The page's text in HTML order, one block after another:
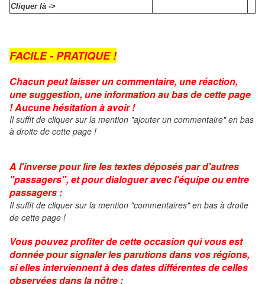
Cliquer là ->
FACILE - PRATIQUE !
Chacun peut laisser un commentaire, une réaction,
une suggestion, une information au bas de cette page
! Aucune hésitation à avoir !
Il suffit de cliquer sur la mention "ajouter un commentaire" en bas
à droite de cette page !
A l'inverse pour lire les textes déposés par d'autres
"passagers", et pour dialoguer avec l'équipe ou entre
passagers :
Il suffit de cliquer sur la mention "commentaires" en bas à droite
de cette page !
Vous pouvez profiter de cette occasion qui vous est
donnée pour signaler les parutions dans vos régions,
si elles interviennent à des dates différentes de celles
observées dans la nôtre :